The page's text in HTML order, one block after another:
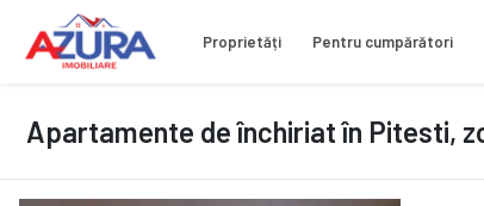
Proprietăți Pentru cumpărători
Apartamente de închiriat în Pitesti,